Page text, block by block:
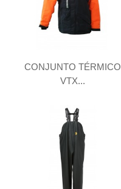
CONJUNTO TÉRMICO
VTX...